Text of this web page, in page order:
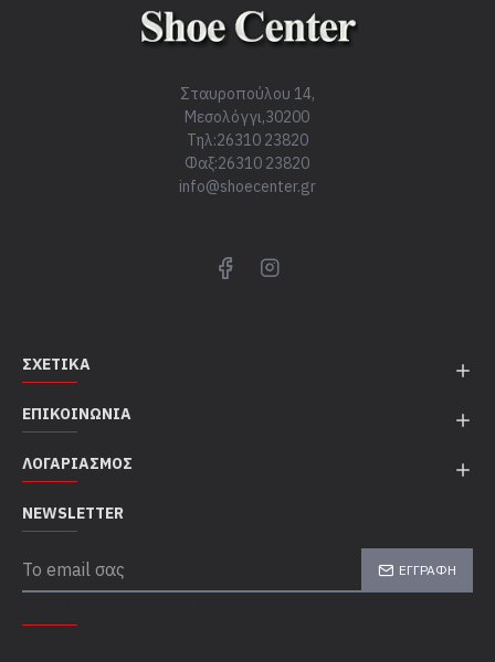
Σταυροπούλου 14,
Μεσολόγγι,30200
Τηλ:26310 23820
Φαξ:26310 23820
info@shoecenter.gr
ΣΧΕΤΙΚΆ
ΕΠΙΚΟΙΝΩΝΊΑ
ΛΟΓΑΡΙΑΣΜΌΣ
NEWSLETTER
ΕΓΓΡΑΦΉ